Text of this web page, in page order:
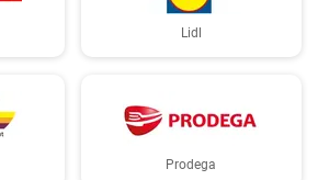
Lidl
Prodega